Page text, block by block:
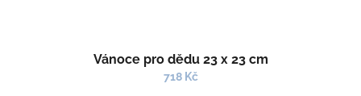
Vánoce pro dědu 23 x 23 cm
718 Kč